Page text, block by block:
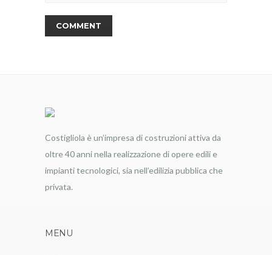
Costigliola è un’impresa di costruzioni attiva da
oltre 40 anni nella realizzazione di opere edili e
impianti tecnologici, sia nell’edilizia pubblica che
privata.
MENU